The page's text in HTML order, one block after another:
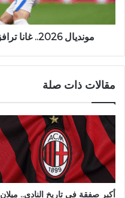
مونديال 2026.. غانا ترافق انجلترا وكرواتيا للدور الثاني
مقالات ذات صلة
أكبر صفقة في تاريخ النادي.. ميلان